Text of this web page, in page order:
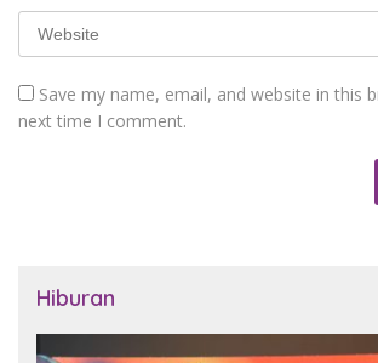
Save my name, email, and website in this
next time I comment.
Hiburan